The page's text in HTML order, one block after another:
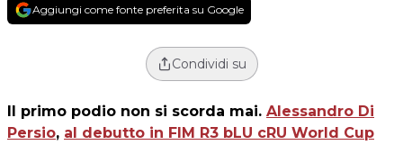
Aggiungi come fonte preferita su Google
Condividi su
Il primo podio non si scorda mai. Alessandro Di
Persio, al debutto in FIM R3 bLU cRU World Cup